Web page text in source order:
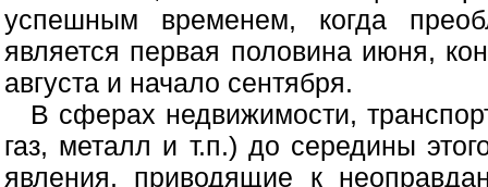
успешным временем, когда
является первая половина июня,
августа и начало сентября.
В сферах недвижимости,
газ, металл и т.п.) до середины
явления, приводящие к